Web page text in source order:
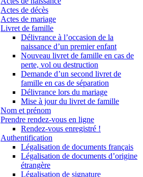
Actes de décès
Actes de mariage
Livret de famille
Délivrance à l’occasion de la
naissance d’un premier enfant
Nouveau livret de famille en cas de
perte, vol ou destruction
Demande d’un second livret de
famille en cas de séparation
Délivrance lors du mariage
Mise à jour du livret de famille
Nom et prénom
Prendre rendez-vous en ligne
Rendez-vous enregistré !
Authentification
Légalisation de documents français
Légalisation de documents d’origine
étrangère
Légalisation de signature